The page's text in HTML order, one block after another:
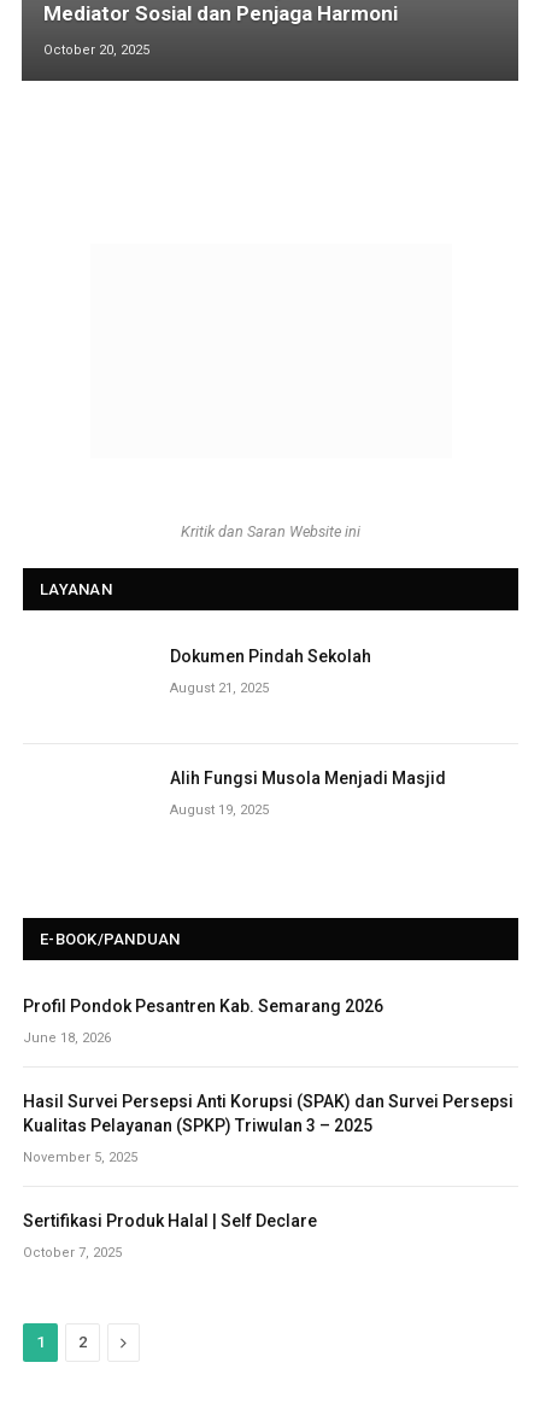
Mediator Sosial dan Penjaga Harmoni
October 20, 2025
Kritik dan Saran Website ini
LAYANAN
Dokumen Pindah Sekolah
August 21, 2025
Alih Fungsi Musola Menjadi Masjid
August 19, 2025
E-BOOK/PANDUAN
Profil Pondok Pesantren Kab. Semarang 2026
June 18, 2026
Hasil Survei Persepsi Anti Korupsi (SPAK) dan Survei Persepsi
Kualitas Pelayanan (SPKP) Triwulan 3 – 2025
November 5, 2025
Sertifikasi Produk Halal | Self Declare
October 7, 2025
1 2
N